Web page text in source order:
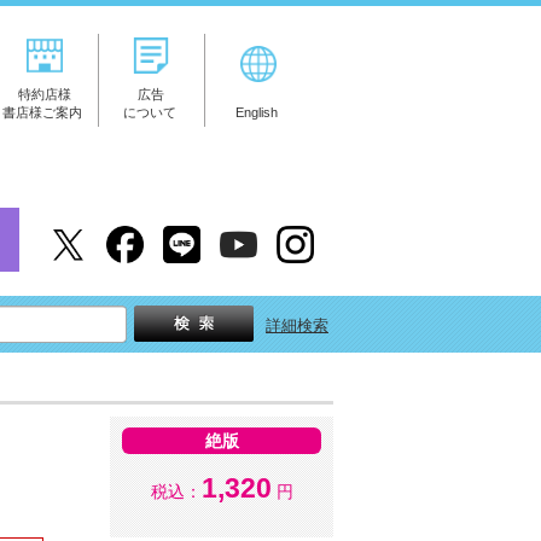
特約店様
書店様ご案内
広告
について
English
詳細検索
絶版
税込： 1,320 円